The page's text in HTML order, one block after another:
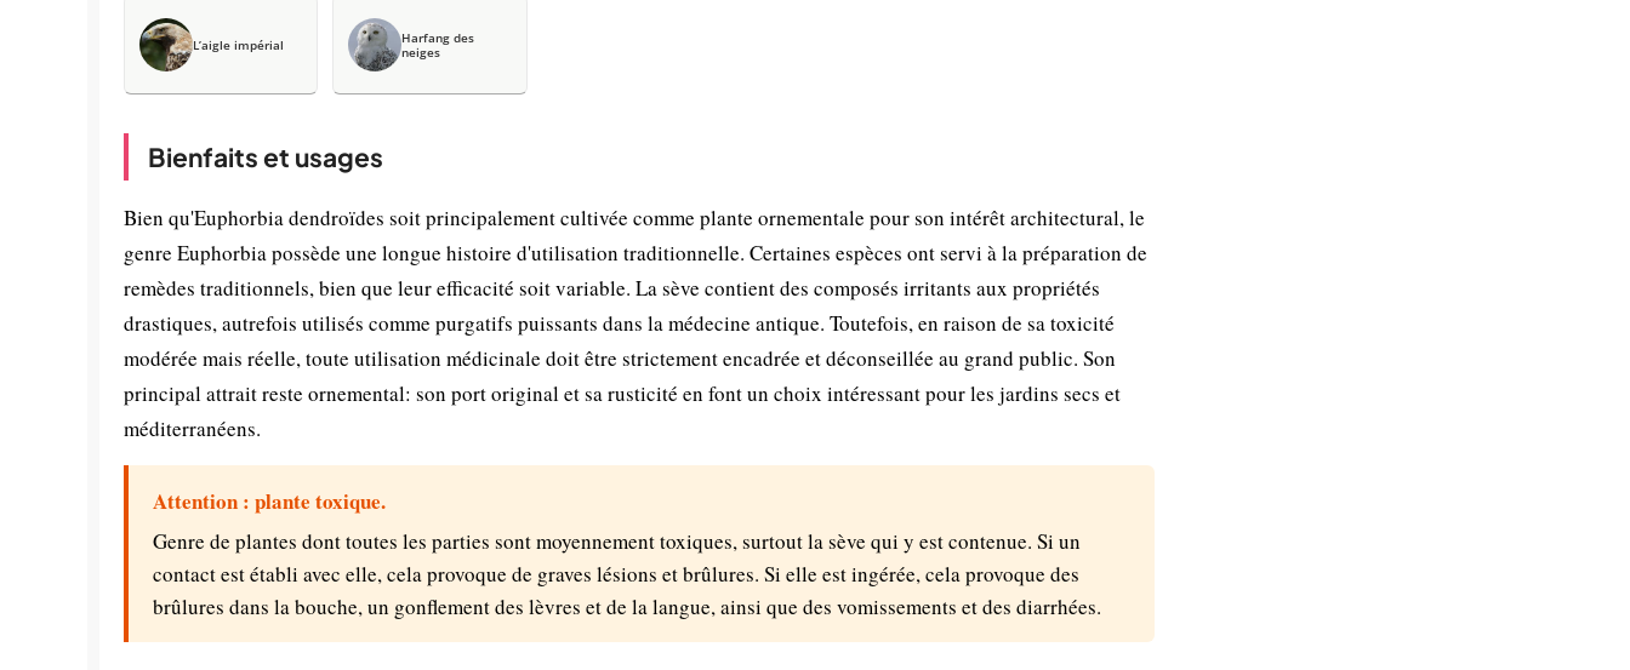
L’aigle impérial
Harfang des
neiges
Bienfaits et usages
Bien qu'Euphorbia dendroïdes soit principalement cultivée comme plante ornementale pour son intérêt architectural, le
genre Euphorbia possède une longue histoire d'utilisation traditionnelle. Certaines espèces ont servi à la préparation de
remèdes traditionnels, bien que leur efficacité soit variable. La sève contient des composés irritants aux propriétés
drastiques, autrefois utilisés comme purgatifs puissants dans la médecine antique. Toutefois, en raison de sa toxicité
modérée mais réelle, toute utilisation médicinale doit être strictement encadrée et déconseillée au grand public. Son
principal attrait reste ornemental: son port original et sa rusticité en font un choix intéressant pour les jardins secs et
méditerranéens.
Attention : plante toxique.
Genre de plantes dont toutes les parties sont moyennement toxiques, surtout la sève qui y est contenue. Si un
contact est établi avec elle, cela provoque de graves lésions et brûlures. Si elle est ingérée, cela provoque des
brûlures dans la bouche, un gonflement des lèvres et de la langue, ainsi que des vomissements et des diarrhées.